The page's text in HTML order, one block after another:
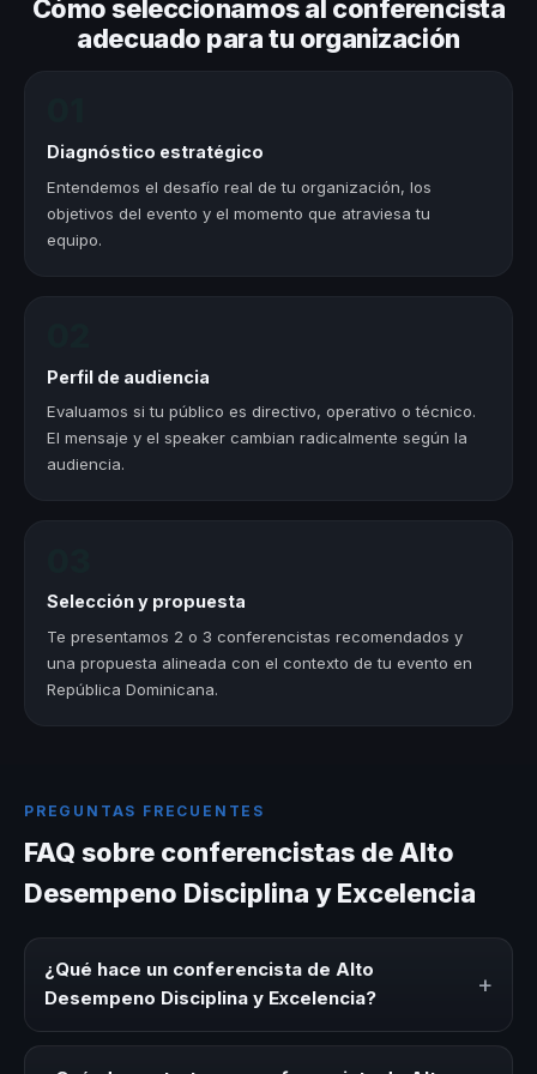
Cómo seleccionamos al conferencista
adecuado para tu organización
Diagnóstico estratégico
Entendemos el desafío real de tu organización, los
objetivos del evento y el momento que atraviesa tu
equipo.
Perfil de audiencia
Evaluamos si tu público es directivo, operativo o técnico.
El mensaje y el speaker cambian radicalmente según la
audiencia.
Selección y propuesta
Te presentamos 2 o 3 conferencistas recomendados y
una propuesta alineada con el contexto de tu evento en
República Dominicana.
PREGUNTAS FRECUENTES
FAQ sobre conferencistas de Alto
Desempeno Disciplina y Excelencia
¿Qué hace un conferencista de Alto
Desempeno Disciplina y Excelencia?
+
Excelencia es un experto que comparte conocimiento,